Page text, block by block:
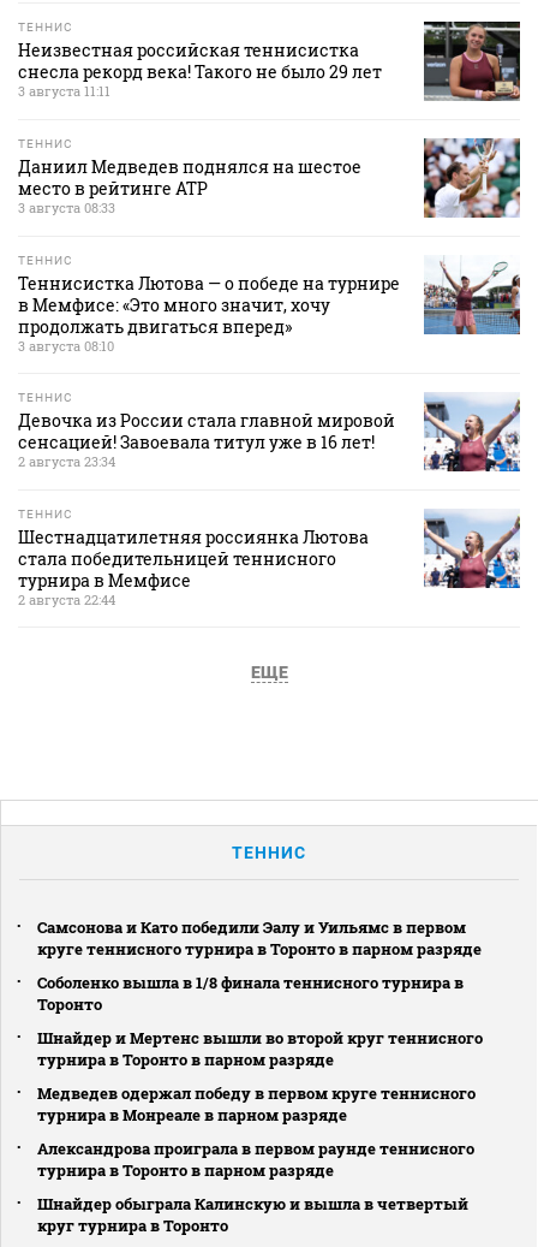
ТЕННИС
Неизвестная российская теннисистка
снесла рекорд века! Такого не было 29 лет
3 августа 11:11
ТЕННИС
Даниил Медведев поднялся на шестое
место в рейтинге АТР
3 августа 08:33
ТЕННИС
Теннисистка Лютова — о победе на турнире
в Мемфисе: «Это много значит, хочу
продолжать двигаться вперед»
3 августа 08:10
ТЕННИС
Девочка из России стала главной мировой
сенсацией! Завоевала титул уже в 16 лет!
2 августа 23:34
ТЕННИС
Шестнадцатилетняя россиянка Лютова
стала победительницей теннисного
турнира в Мемфисе
2 августа 22:44
ЕЩЕ
ТЕННИС
Самсонова и Като победили Эалу и Уильямс в первом
круге теннисного турнира в Торонто в парном разряде
Соболенко вышла в 1/8 финала теннисного турнира в
Торонто
Шнайдер и Мертенс вышли во второй круг теннисного
турнира в Торонто в парном разряде
Медведев одержал победу в первом круге теннисного
турнира в Монреале в парном разряде
Александрова проиграла в первом раунде теннисного
турнира в Торонто в парном разряде
Шнайдер обыграла Калинскую и вышла в четвертый
круг турнира в Торонто